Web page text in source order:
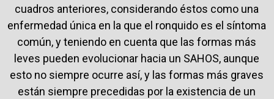
cuadros anteriores, considerando éstos como una
enfermedad única en la que el ronquido es el síntoma
común, y teniendo en cuenta que las formas más
leves pueden evolucionar hacia un SAHOS, aunque
esto no siempre ocurre así, y las formas más graves
están siempre precedidas por la existencia de un